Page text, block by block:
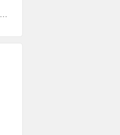
机农业有限公司有机产品认证证书的公告